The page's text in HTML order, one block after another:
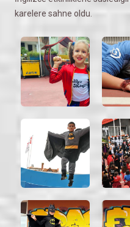
karelere sahne oldu.